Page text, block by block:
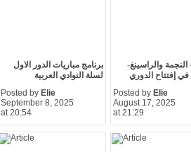
برنامج مباريات الدور الاول
لسلة النوادي العربية
Posted by Elie
September 8, 2025
at 20:54
النجمة والراسينغ-
إفتتاح الدوري
Posted by Elie
August 17, 2025
at 21:29